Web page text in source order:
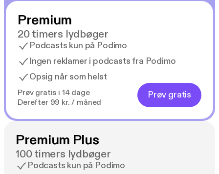
Premium
20 timers lydbøger
Podcasts kun på Podimo
Ingen reklamer i podcasts fra Podimo
Opsig når som helst
Prøv gratis i 14 dage
Derefter 99 kr. / måned
Prøv gratis
Premium Plus
100 timers lydbøger
Podcasts kun på Podimo